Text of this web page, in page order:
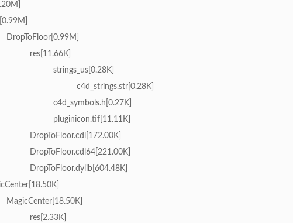
DropToFloor[0.99M]
res[11.66K]
strings_us[0.28K]
c4d_strings.str[0.28K]
c4d_symbols.h[0.27K]
pluginicon.tif[11.11K]
DropToFloor.cdl[172.00K]
DropToFloor.cdl64[221.00K]
DropToFloor.dylib[604.48K]
MagicCenter[18.50K]
res[2.33K]